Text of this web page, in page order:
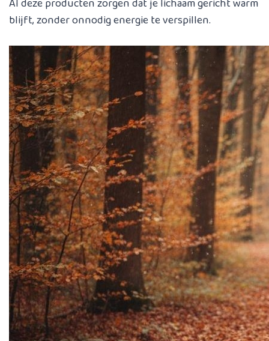
Al deze producten zorgen dat je lichaam gericht warm
blijft, zonder onnodig energie te verspillen.